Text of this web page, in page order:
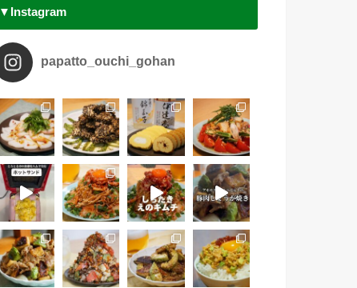
▼Instagram
papatto_ouchi_gohan